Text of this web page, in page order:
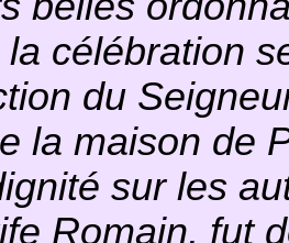
célébration
du
la maison de
sur les
Romain, fut